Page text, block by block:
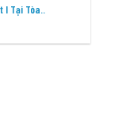
I Tại Tòa..